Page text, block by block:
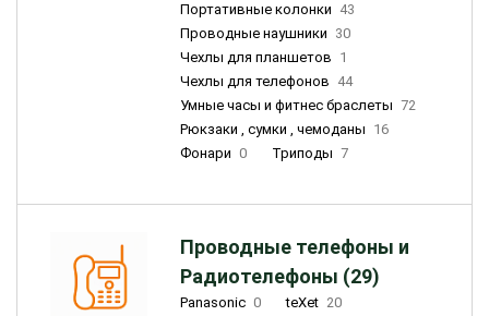
Портативные колонки 43
Проводные наушники 30
Чехлы для планшетов 1
Чехлы для телефонов 44
Умные часы и фитнес браслеты 72
Рюкзаки , сумки , чемоданы 16
Фонари 0 Триподы 7
Проводные телефоны и
Радиотелефоны (29)
Panasonic 0 teXet 20